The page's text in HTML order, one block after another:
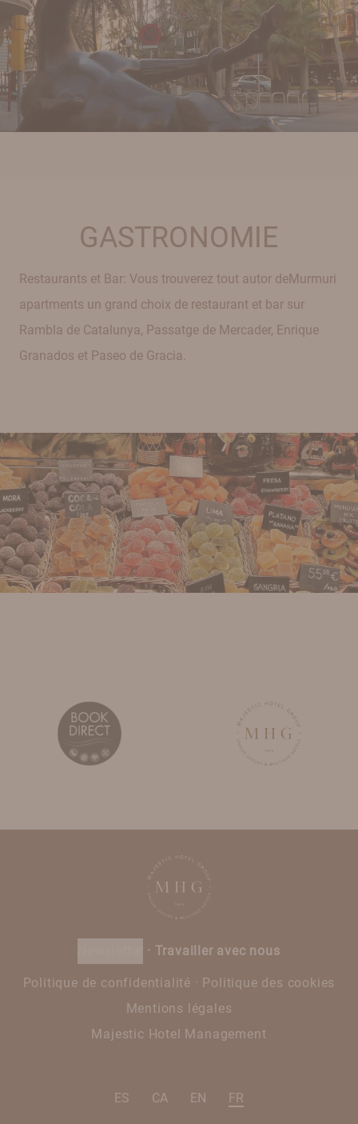
GASTRONOMIE
Restaurants et Bar: Vous trouverez tout autor deMurmuri
apartments un grand choix de restaurant et bar sur
Rambla de Catalunya, Passatge de Mercader, Enrique
Granados et Paseo de Gracia.
· Travailler avec nous
Politique de confidentialité · Politique des cookies
Mentions légales
Majestic Hotel Management
ES CA EN FR